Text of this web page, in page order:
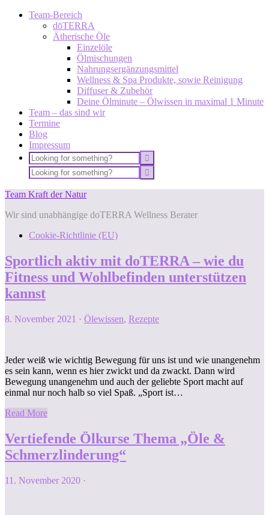
Team-Bereich
dōTERRA
Ätherische Öle
Einzelöle
Ölmischungen
Nahrungsergänzungsmittel
Wellness & Spa Produkte, sowie Reinigung
Diffuser & Zubehör
Deine Ölminute – Ölwissen in maximal 1 Minute
Team – das sind wir
Termine
Blog
Impressum
Team Kraft der Natur
Wir sind unabhängige doTERRA Wellness Berater
Cookie-Richtlinie (EU)
Sportlich aktiv mit doTERRA – wie du
Fitness und Wohlbefinden unterstützen
kannst
8. November 2021 · Ölewissen, Rezepte
Jeder weiß wie wichtig Bewegung für uns ist und wie unangenehm
es sein kann, wenn es hier zwickt und da zwackt. Dann wird
Bewegung unangenehm und auch der geliebte Sport macht auf
einmal nur noch halb so viel Spaß. „Sport ist…
Read More
Vertiefende Ölkurse Thema „Öle &
Schmerzlinderung“
11. November 2020 ·